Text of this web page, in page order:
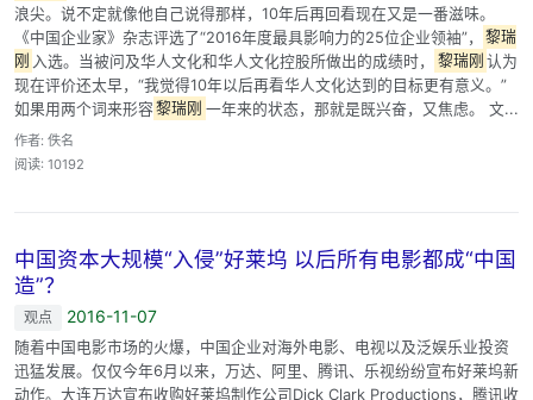
浪尖。说不定就像他自己说得那样，10年后再回看现在又是一番滋味。
《中国企业家》杂志评选了“2016年度最具影响力的25位企业领袖”，
黎瑞
刚 入选。当被问及华人文化和华人文化控股所做出的成绩时， 黎瑞刚 认为
现在评价还太早，“我觉得10年以后再看华人文化达到的目标更有意义。”
如果用两个词来形容 黎瑞刚 一年来的状态，那就是既兴奋，又焦虑。 文...
作者: 佚名
阅读: 10192
中国资本大规模“入侵”好莱坞 以后所有电影都成“中国
造”？
观点 2016-11-07
随着中国电影市场的火爆，中国企业对海外电影、电视以及泛娱乐业投资
迅猛发展。仅仅今年6月以来，万达、阿里、腾讯、乐视纷纷宣布好莱坞新
动作。大连万达宣布收购好莱坞制作公司Dick Clark Productions，腾讯收